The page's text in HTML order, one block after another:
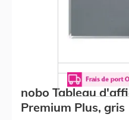
nobo Tableau
Premium Plus, gris